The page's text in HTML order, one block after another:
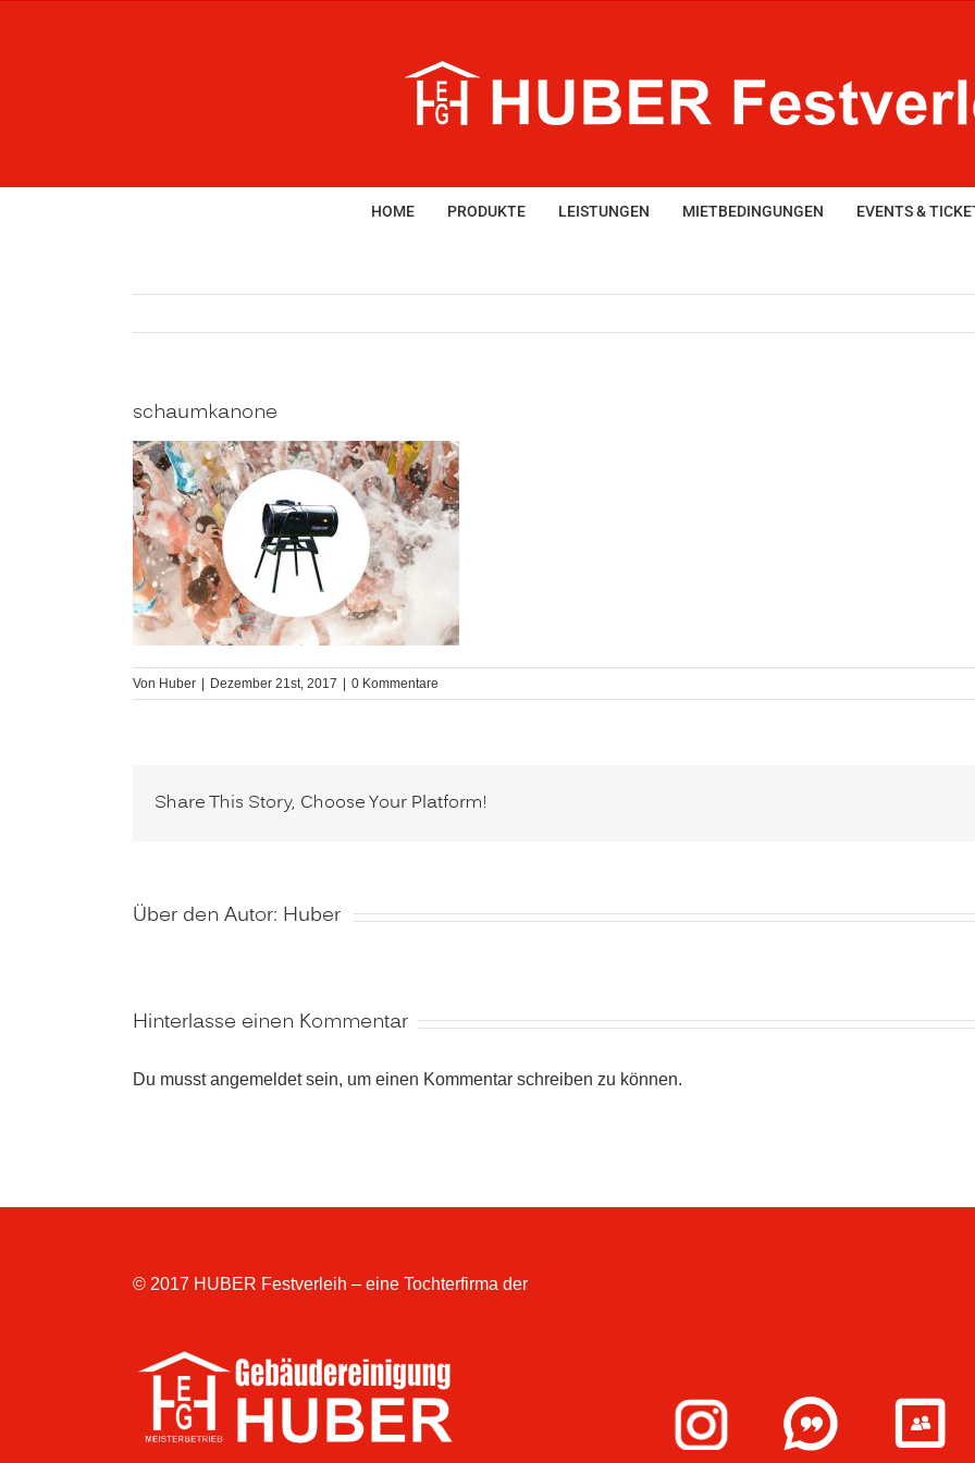
HOME PRODUKTE LEISTUNGEN MIETBEDINGUNGEN EVENTS &
schaumkanone
Von Huber Dezember 21st, 2017 0 Kommentare
Share This Story, Choose Your Platform!
Über den Autor: Huber
Hinterlasse einen Kommentar
Du musstangemeldetsein, um einen Kommentar schreiben zu können.
© 2017 HUBER Festverleih – eine Tochterfirma der